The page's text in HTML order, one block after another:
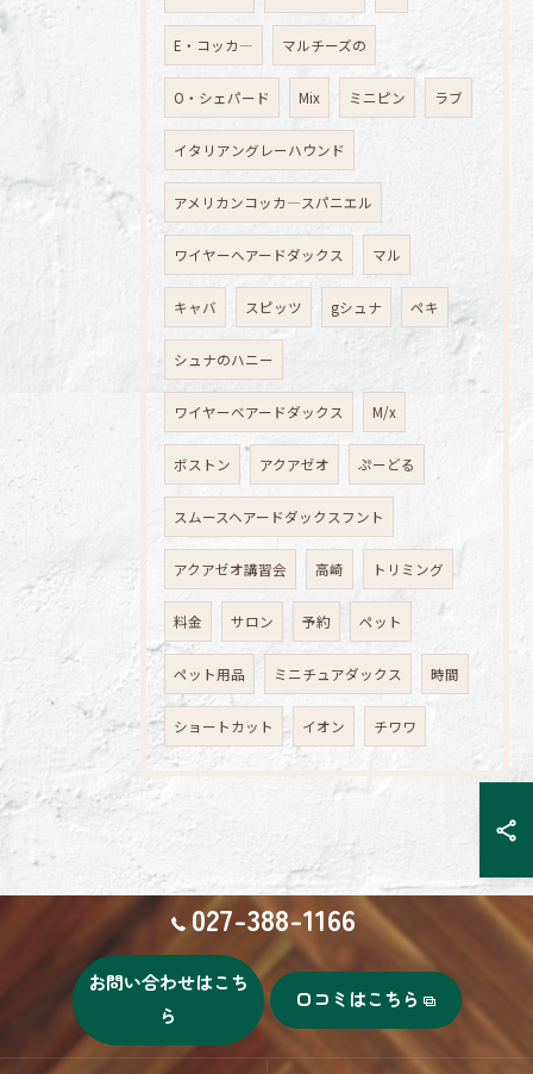
E・コッカ― マルチーズの
O・シェパード Mix ミニピン ラブ
イタリアングレーハウンド
アメリカンコッカ―スパニエル
ワイヤーへアードダックス マル
キャバ スピッツ gシュナ ペキ
シュナのハニー
ワイヤーベアードダックス M/x
ボストン アクアゼオ ぷーどる
スムースヘアードダックスフント
アクアゼオ講習会 高崎 トリミング
料金 サロン 予約 ペット
ペット用品 ミニチュアダックス 時間
ショートカット イオン チワワ
027-388-1166
お問い合わせはこち
ら
口コミはこちら